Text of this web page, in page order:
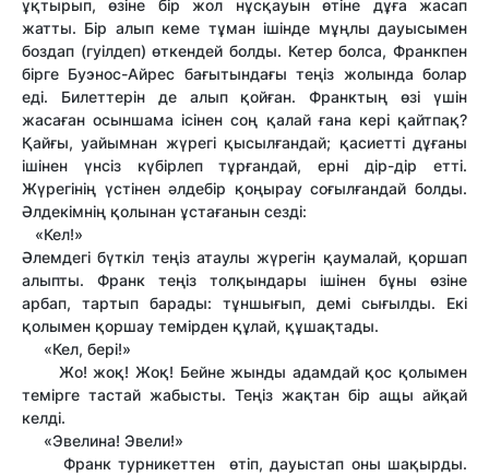
ұқтырып, өзіне бір жол нұсқауын өтіне дұға жасап
жатты. Бір алып кеме тұман ішінде мұңлы дауысымен
боздап (гуілдеп) өткендей болды. Кетер болса, Франкпен
бірге Буэнос-Айрес бағытындағы теңіз жолында болар
еді. Билеттерін де алып қойған. Франктың өзі үшін
жасаған осыншама ісінен соң қалай ғана кері қайтпақ?
Қайғы, уайымнан жүрегі қысылғандай; қасиетті дұғаны
ішінен үнсіз күбірлеп тұрғандай, ерні дір-дір етті.
Жүрегінің үстінен әлдебір қоңырау соғылғандай болды.
Әлдекімнің қолынан ұстағанын сезді:
«Кел!»
Әлемдегі бүткіл теңіз атаулы жүрегін қаумалай, қоршап
алыпты. Франк теңіз толқындары ішінен бұны өзіне
арбап, тартып барады: тұншығып, демі сығылды. Екі
қолымен қоршау темірден құлай, құшақтады.
«Кел, бері!»
Жо! жоқ! Жоқ! Бейне жынды адамдай қос қолымен
темірге тастай жабысты. Теңіз жақтан бір ащы айқай
келді.
«Эвелина! Эвели!»
Франк турникеттен өтіп, дауыстап оны шақырды.